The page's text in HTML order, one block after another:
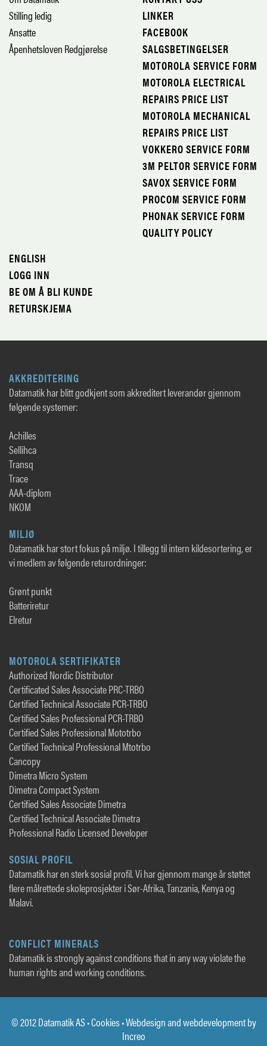
Stilling ledig
Ansatte
Åpenhetsloven Redgjørelse
LINKER
FACEBOOK
SALGSBETINGELSER
MOTOROLA SERVICE FORM
MOTOROLA ELECTRICAL
REPAIRS PRICE LIST
MOTOROLA MECHANICAL
REPAIRS PRICE LIST
VOKKERO SERVICE FORM
3M PELTOR SERVICE FORM
SAVOX SERVICE FORM
PROCOM SERVICE FORM
PHONAK SERVICE FORM
QUALITY POLICY
ENGLISH
LOGG INN
BE OM Å BLI KUNDE
RETURSKJEMA
AKKREDITERING
Datamatik har blitt godkjent som akkreditert leverandør gjennom
følgende systemer:
Achilles
Sellihca
Transq
Trace
AAA-diplom
NKOM
MILJØ
Datamatik har stort fokus på miljø. I tillegg til intern kildesortering, er
vi medlem av følgende returordninger:
Grønt punkt
Batteriretur
Elretur
MOTOROLA SERTIFIKATER
Authorized Nordic Distributor
Certificated Sales Associate PRC-TRBO
Certified Technical Associate PCR-TRBO
Certified Sales Professional PCR-TRBO
Certified Sales Professional Mototrbo
Certified Technical Professional Mtotrbo
Cancopy
Dimetra Micro System
Dimetra Compact System
Certified Sales Associate Dimetra
Certified Technical Associate Dimetra
Professional Radio Licensed Developer
SOSIAL PROFIL
Datamatik har en sterk sosial profil. Vi har gjennom mange år støttet
flere målrettede skoleprosjekter i Sør-Afrika, Tanzania, Kenya og
Malavi.
CONFLICT MINERALS
Datamatik is strongly against conditions that in any way violate the
human rights and working conditions.
© 2012 Datamatik AS •Cookies • Webdesign and webdevelopment by
Increo